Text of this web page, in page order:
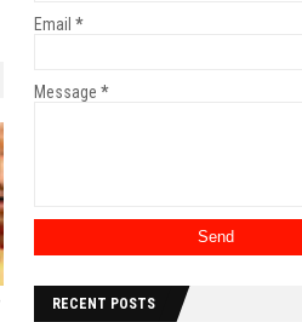
Email *
Message *
RECENT POSTS